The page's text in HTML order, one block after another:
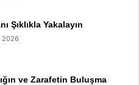
Şıklıkla Yakalayın
2026
ve Zarafetin Buluşma